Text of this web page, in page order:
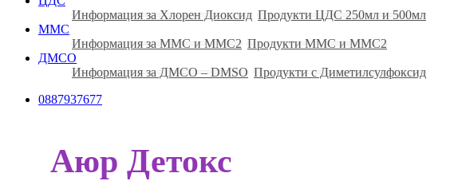
Информация за Хлорен Диоксид Продукти ЦДС 250мл и 500мл
ММС
Информация за ММС и ММС2 Продукти ММС и ММС2
ДМСО
Информация за ДМСО – DMSO Продукти с Диметилсулфоксид
0887937677
Аюр Детокс